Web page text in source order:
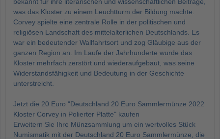
was das Kloster zu einem Leuchtturm der Bildung machte.
Corvey spielte eine zentrale Rolle in der politischen und
religiösen Landschaft des mittelalterlichen Deutschlands. Es
war ein bedeutender Wallfahrtsort und zog Gläubige aus der
ganzen Region an. Im Laufe der Jahrhunderte wurde das
Kloster mehrfach zerstört und wiederaufgebaut, was seine
Widerstandsfähigkeit und Bedeutung in der Geschichte
unterstreicht.
Jetzt die 20 Euro "Deutschland 20 Euro Sammlermünze 2022
Kloster Corvey in Polierter Platte" kaufen
Erweitern Sie Ihre Münzsammlung um ein wertvolles Stück
Numismatik mit der Deutschland 20 Euro Sammlermünze, die